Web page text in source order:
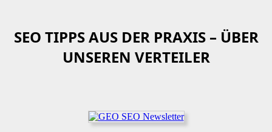
SEO TIPPS AUS DER PRAXIS – ÜBER
UNSEREN VERTEILER